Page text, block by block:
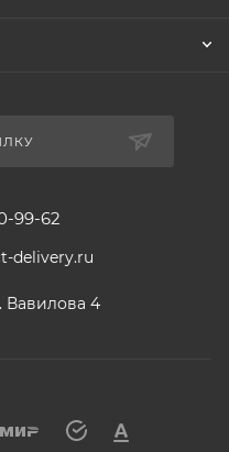
99-62
delivery.ru
Вавилова 4